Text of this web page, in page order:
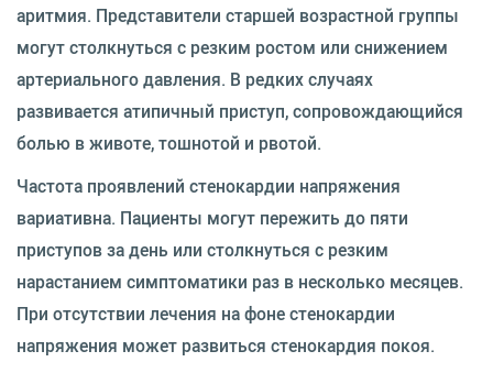
аритмия. Представители старшей возрастной группы
могут столкнуться с резким ростом или снижением
артериального давления. В редких случаях
развивается атипичный приступ, сопровождающийся
болью в животе, тошнотой и рвотой.
Частота проявлений стенокардии напряжения
вариативна. Пациенты могут пережить до пяти
приступов за день или столкнуться с резким
нарастанием симптоматики раз в несколько месяцев.
При отсутствии лечения на фоне стенокардии
напряжения может развиться стенокардия покоя.